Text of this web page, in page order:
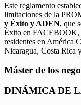
Este reglamento
limitaciones de la
y Éxito y ADEN, que
Éxito en
residentes en América
Nicaragua, Costa Rica
Máster de los
DINÁMICA DE